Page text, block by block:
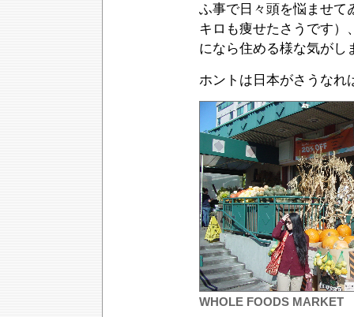
ふ事で日々頭を悩ませて
キロも痩せたさうです）
になら住める様な気がし
ホントは日本がさうなれ
WHOLE FOODS MARKET